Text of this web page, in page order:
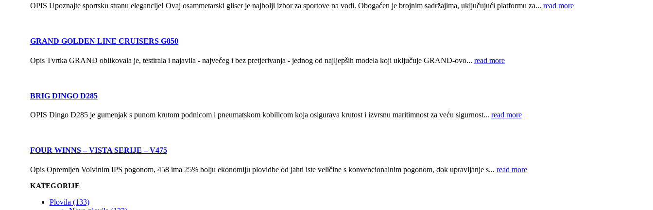
OPIS Upoznajte sportsku stranu elegancije! Ovaj osammetarski gliser je najbolji izbor za sportove na vodi. Obogaćen je brojnim sadržajima, uključujući platformu za... read more
GRAND GOLDEN LINE CRUISERS G850
Opis Tvrtka GRAND oblikovala je, testirala i najavila - najvećeg i bez pretjerivanja - jednog od najljepših modela koji uključuje GRAND-ovo... read more
BRIG DINGO D285
OPIS Dingo D285 je gumenjak s punom krutom podnicom i pneumatskom kobilicom koja osigurava krutost i izvrsnu maritimnost za veću sigurnost... read more
FOUR WINNS – VISTA SERIJE – V475
Opis Opremljen Volvinim IPS pogonom, 458 ima 25% bolju ekonomiju plovidbe od jahti iste veličine s konvencionalnim pogonom, dok upravljanje s... read more
KATEGORIJE
Plovila (133)